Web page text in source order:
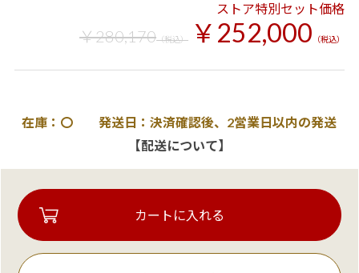
ストア特別セット価格
￥280,170（税込） ￥252,000 （税込）
在庫：〇 発送日：決済確認後、2営業日以内の発送
【配送について】